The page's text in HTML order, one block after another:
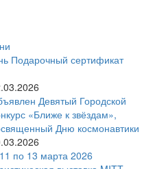
Подарочный сертификат
Девятый Городской
«Ближе к звёздам»,
Дню космонавтики
по 13 марта 2026